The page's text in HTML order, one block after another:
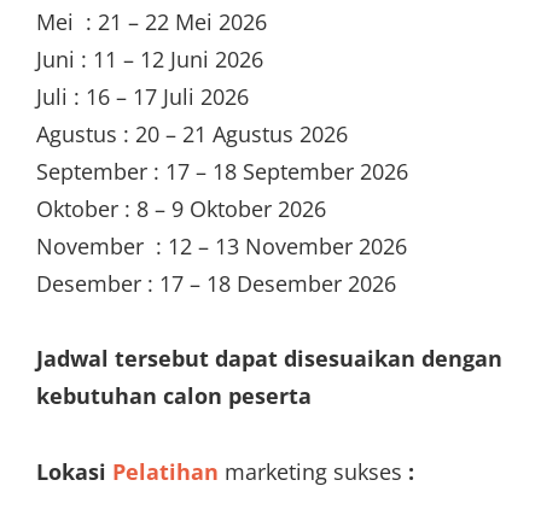
Mei : 21 – 22 Mei 2026
Juni : 11 – 12 Juni 2026
Juli : 16 – 17 Juli 2026
Agustus : 20 – 21 Agustus 2026
September : 17 – 18 September 2026
Oktober : 8 – 9 Oktober 2026
November : 12 – 13 November 2026
Desember : 17 – 18 Desember 2026
Jadwal tersebut dapat disesuaikan dengan
kebutuhan calon peserta
Lokasi Pelatihan marketing sukses :